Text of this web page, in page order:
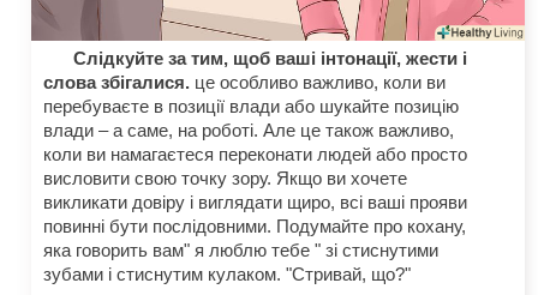
Слідкуйте за тим, щоб ваші інтонації, жести і
слова збігалися. це особливо важливо, коли ви
перебуваєте в позиції влади або шукайте позицію
влади – а саме, на роботі. Але це також важливо,
коли ви намагаєтеся переконати людей або просто
висловити свою точку зору. Якщо ви хочете
викликати довіру і виглядати щиро, всі ваші прояви
повинні бути послідовними. Подумайте про кохану,
яка говорить вам" я люблю тебе " зі стиснутими
зубами і стиснутим кулаком. "Стривай, що?"